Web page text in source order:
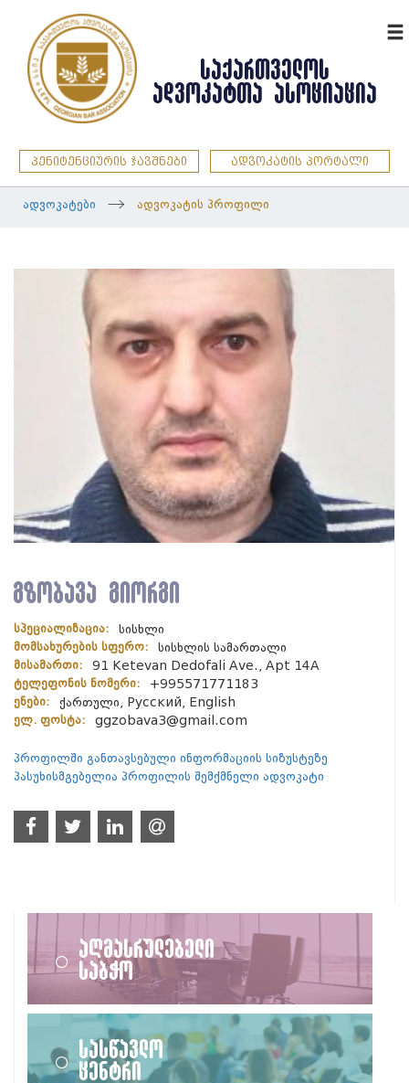
ᲡᲐᲥᲐᲠᲗᲕᲔᲚᲝᲡ
ᲐᲓᲕᲝᲙᲐᲢᲗᲐ ᲐᲡᲝᲪᲘᲐᲪᲘᲐ
პენიტენციურის ჯავშნები ადვოკატის პორტალი
ადვოკატები ადვოკატის პროფილი
გზობავა გიორგი
სპეციალიზაცია:
სისხლი
მომსახურების სფერო:
სისხლის სამართალი
მისამართი:
91 Ketevan Dedofali Ave., Apt 14A
ტელეფონის ნომერი:
+995571771183
ენები:
ქართული, Русский, English
ელ. ფოსტა:
ggzobava3@gmail.com
პროფილში განთავსებული ინფორმაციის სიზუსტეზე
პასუხისმგებელია პროფილის შემქმნელი ადვოკატი
აღმასრულებელი
საბჭო
სასწავლო
ცენტრი